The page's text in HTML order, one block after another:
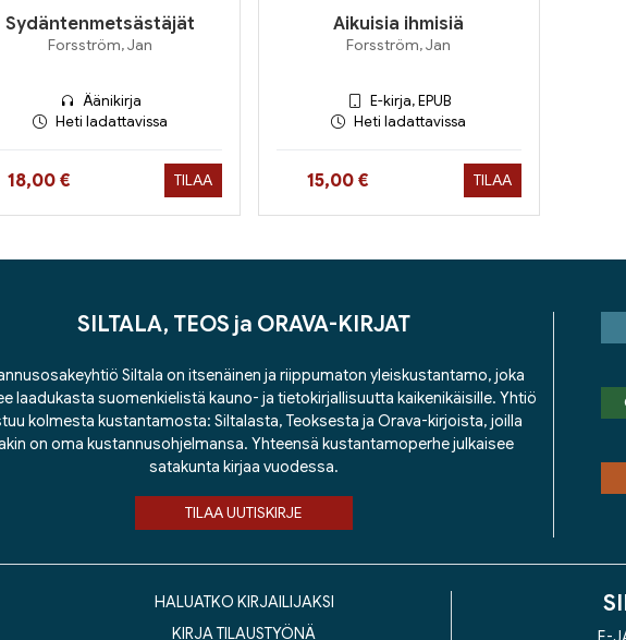
Sydäntenmetsästäjät
Forsström, Jan
Äänikirja
Heti ladattavissa
Hinta nyt
18,00 € TILAA
Aikuisia ihmisiä
Forsström, Jan
E-kirja, EPUB
Heti ladattavissa
Hinta nyt
15,00 € TILAA
SILTALA, TEOS ja ORAVA-KIRJAT
Siltala on itsenäinen ja riippumaton yleiskustantamo, joka
laadukasta suomenkielistä kauno- ja tietokirjallisuutta kaikenikäisille. Yhtiö
kolmesta kustantamosta: Siltalasta, Teoksesta ja Orava-kirjoista, joilla
on oma kustannusohjelmansa. Yhteensä kustantamoperhe julkaisee
satakunta kirjaa vuodessa.
TILAA UUTISKIRJE
HALUATKO KIRJAILIJAKSI
KIRJA TILAUSTYÖNÄ